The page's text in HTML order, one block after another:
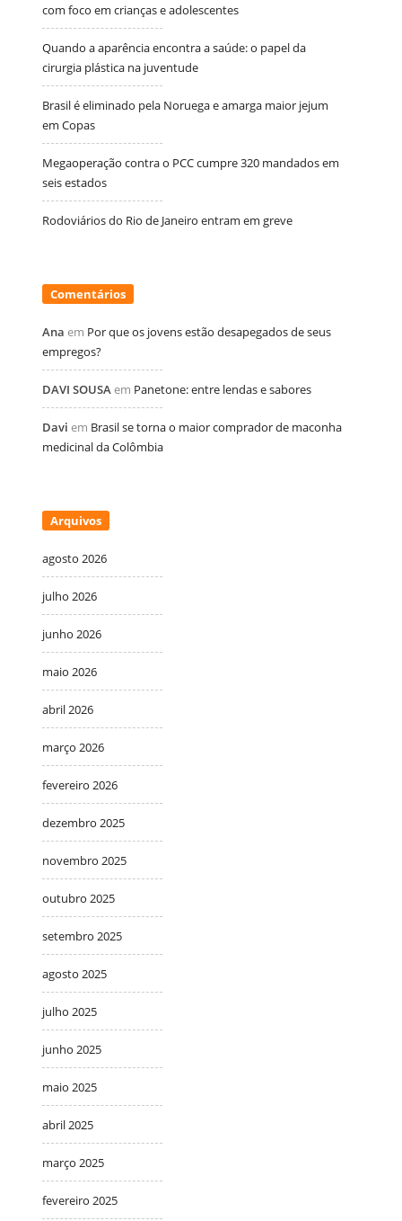
com foco em crianças e adolescentes
Quando a aparência encontra a saúde: o papel da
cirurgia plástica na juventude
Brasil é eliminado pela Noruega e amarga maior jejum
em Copas
Megaoperação contra o PCC cumpre 320 mandados em
seis estados
Rodoviários do Rio de Janeiro entram em greve
Comentários
Ana em Por que os jovens estão desapegados de seus
empregos?
DAVI SOUSAem Panetone: entre lendas e sabores
Davi em Brasil se torna o maior comprador de maconha
medicinal da Colômbia
Arquivos
agosto 2026
julho 2026
junho 2026
maio 2026
abril 2026
março 2026
fevereiro 2026
dezembro 2025
novembro 2025
outubro 2025
setembro 2025
agosto 2025
julho 2025
junho 2025
maio 2025
abril 2025
março 2025
fevereiro 2025